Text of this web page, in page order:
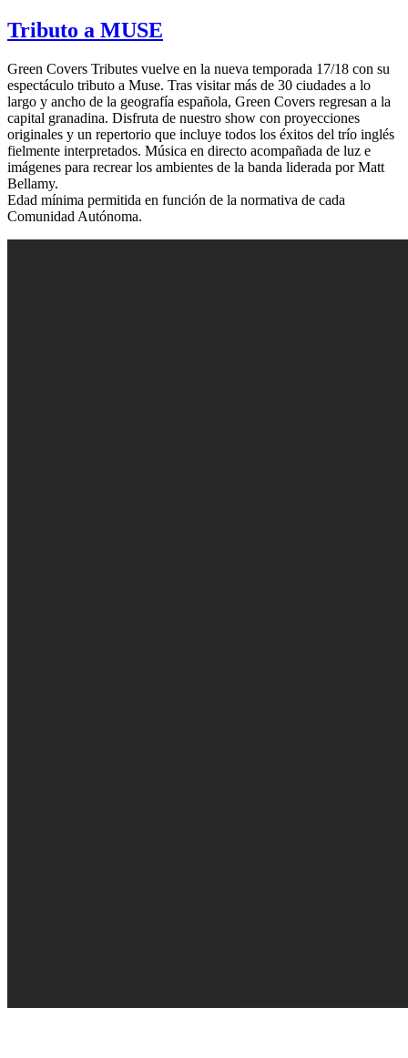
Tributo a MUSE
Green Covers Tributes vuelve en la nueva temporada 17/18 con su
espectáculo tributo a Muse. Tras visitar más de 30 ciudades a lo
largo y ancho de la geografía española, Green Covers regresan a la
capital granadina. Disfruta de nuestro show con proyecciones
originales y un repertorio que incluye todos los éxitos del trío inglés
fielmente interpretados. Música en directo acompañada de luz e
imágenes para recrear los ambientes de la banda liderada por Matt
Bellamy.
Edad mínima permitida en función de la normativa de cada
Comunidad Autónoma.